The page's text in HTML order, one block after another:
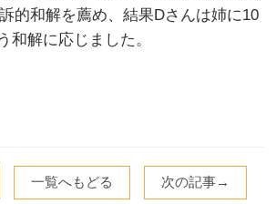
的和解を薦め、結果Dさんは姉に10
和解に応じました。
一覧へもどる 次の記事→